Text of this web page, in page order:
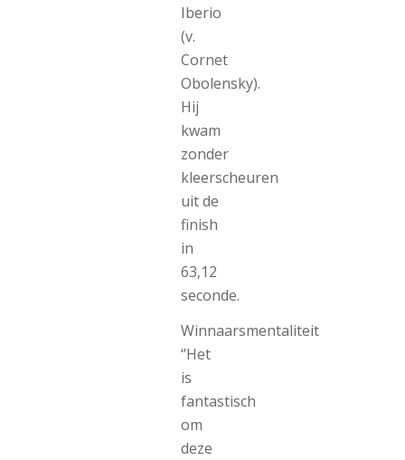
Iberio
(v.
Cornet
Obolensky).
Hij
kwam
zonder
kleerscheuren
uit de
finish
in
63,12
seconde.
Winnaarsmentaliteit
‘’Het
is
fantastisch
om
deze